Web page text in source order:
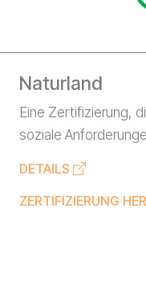
Naturland
Eine Zertifizierung,
soziale
DETAILS
ZERTIFIZIERUNG